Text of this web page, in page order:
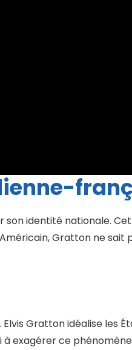
identité nationale.
Gratton ne sait
Gratton idéalise les
à exagérer ce